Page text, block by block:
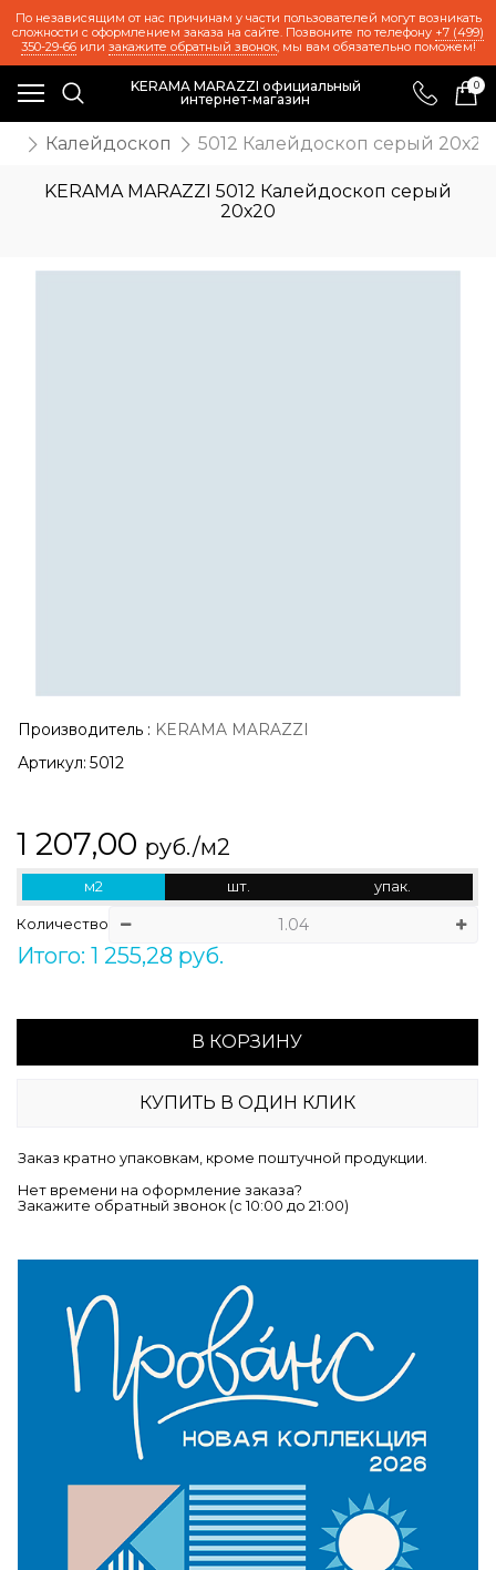
По независящим от нас причинам у части пользователей могут возникать
сложности с оформлением заказа на сайте. Позвоните по телефону +7 (499)
350-29-66или закажите обратный звонок, мы вам обязательно поможем!
KERAMA MARAZZI официальный
интернет-магазин
0
Калейдоскоп 5012 Калейдоскоп серый 20х20
KERAMA MARAZZI 5012 Калейдоскоп серый
20х20
Производитель : KERAMA MARAZZI
Артикул: 5012
1 207,00 руб./м2
м2 шт. упак.
Количество
Итого: 1 255,28 руб.
В КОРЗИНУ
КУПИТЬ В ОДИН КЛИК
Заказ кратно упаковкам, кроме поштучной продукции.
Нет времени на оформление заказа?
Закажите обратный звонок (c 10:00 до 21:00)